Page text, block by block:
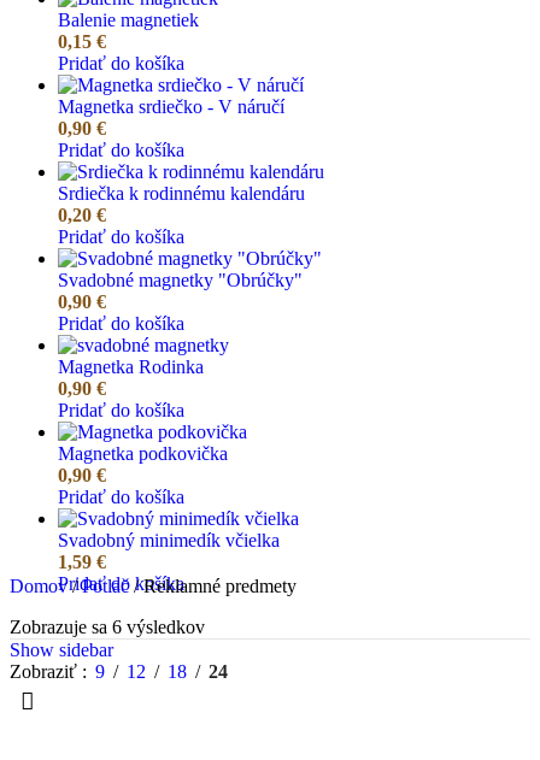
Balenie magnetiek
0,15 €
Pridať do košíka
Magnetka srdiečko - V náručí
0,90 €
Pridať do košíka
Srdiečka k rodinnému kalendáru
0,20 €
Pridať do košíka
Svadobné magnetky "Obrúčky"
0,90 €
Pridať do košíka
Magnetka Rodinka
0,90 €
Pridať do košíka
Magnetka podkovička
0,90 €
Pridať do košíka
Svadobný minimedík včielka
1,59 €
Pridať do košíka
Domov/ Potlač/ Reklamné predmety
Zobrazuje sa 6 výsledkov
Show sidebar
Zobraziť
9 12 18 24